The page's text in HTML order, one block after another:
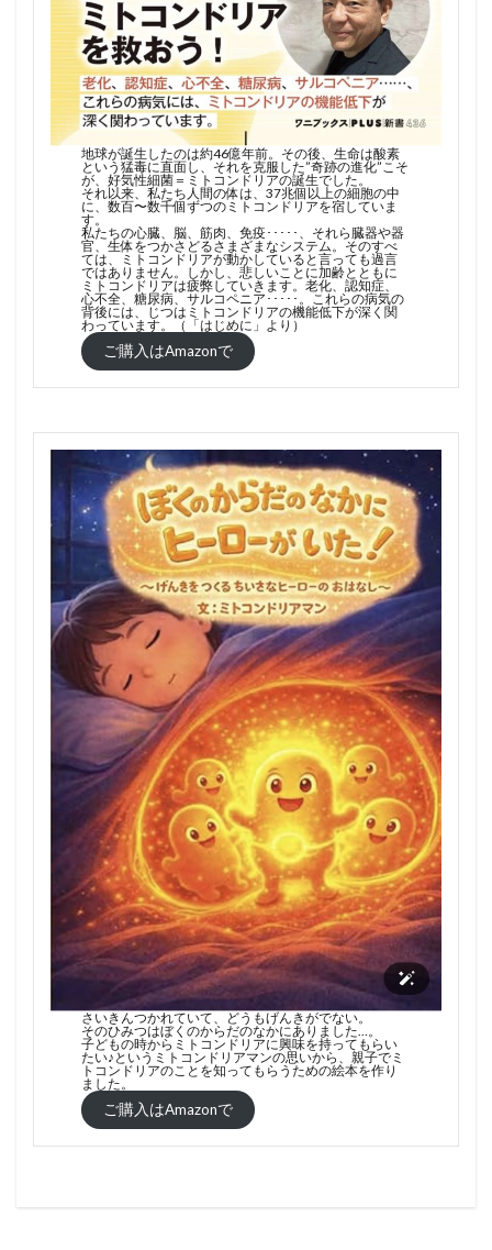
地球が誕生したのは約46億年前。その後、生命は酸素
という猛毒に直面し、それを克服した”奇跡の進化”こそ
が、好気性細菌＝ミトコンドリアの誕生でした。
それ以来、私たち人間の体は、37兆個以上の細胞の中
に、数百〜数千個ずつのミトコンドリアを宿していま
す。
私たちの心臓、脳、筋肉、免疫･････、それら臓器や器
官、生体をつかさどるさまざまなシステム。そのすべ
ては、ミトコンドリアが動かしていると言っても過言
ではありません。しかし、悲しいことに加齢とともに
ミトコンドリアは疲弊していきます。老化、認知症、
心不全、糖尿病、サルコペニア･････。これらの病気の
背後には、じつはミトコンドリアの機能低下が深く関
わっています。（「はじめに」より）
ご購入はAmazonで
さいきんつかれていて、どうもげんきがでない。
そのひみつはぼくのからだのなかにありました…。
子どもの時からミトコンドリアに興味を持ってもらい
たい♪というミトコンドリアマンの思いから、親子でミ
トコンドリアのことを知ってもらうための絵本を作り
ました。
ご購入はAmazonで